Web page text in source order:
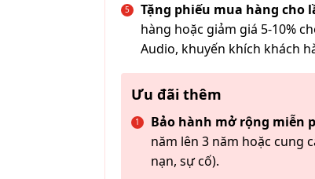
Tặng phiếu mua hàng cho
hàng hoặc giảm giá 5-10%
Audio, khuyến khích khách
Ưu đãi thêm
Bảo hành mở rộng miễn
năm lên 3 năm hoặc cung
nạn, sự cố).